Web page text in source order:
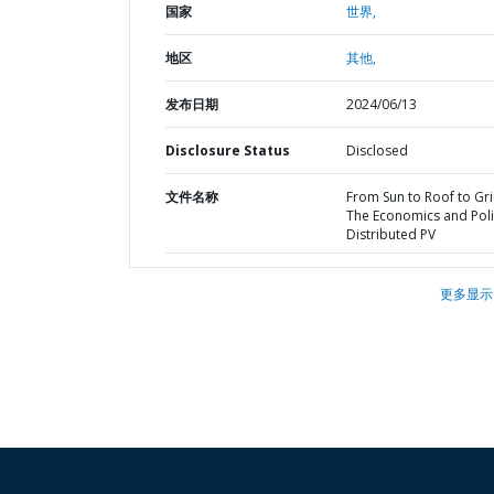
国家 世界,
地区 其他,
发布日期 2024/06/13
Disclosure Status Disclosed
文件名称
From Sun to Roof to
The Economics and
Distributed PV
更多显示